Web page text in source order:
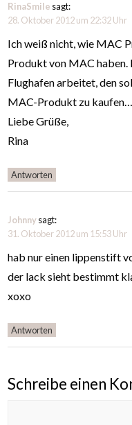
RinaSmile sagt:
28. Oktober 2012 um 22:32 Uhr
Ich weiß nicht, wie MAC
Produkt von MAC haben.
Flughafen arbeitet, den
MAC-Produkt zu
Liebe Grüße,
Rina
Antworten
Johnnysagt:
31. Oktober 2012 um 15:53 Uhr
hab nur einen lippenstift
der lack sieht bestimmt
xoxo
Antworten
Schreibe einen